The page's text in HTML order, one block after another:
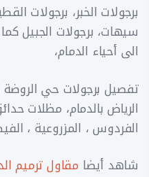
برجولات الخبر، برجولات
سيهات، برجولات الجبيل
الى أحياء الدمام،
تفصيل برجولات حي
الرياض بالدمام، مظلات
الفردوس ، المزروعية ،
شاهد أيضا مقاول ترميم